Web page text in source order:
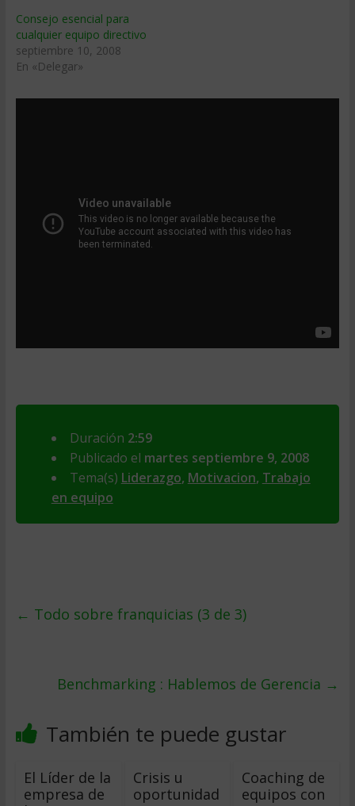
Consejo esencial para
cualquier equipo directivo
septiembre 10, 2008
En «Delegar»
Duración 2:59
Publicado el martes septiembre 9, 2008
Tema(s) Liderazgo, Motivacion, Trabajo
en equipo
← Todo sobre franquicias (3 de 3)
Benchmarking : Hablemos de Gerencia →
También te puede gustar
El Líder de la
empresa de
Crisis u
oportunidad
Coaching de
equipos con